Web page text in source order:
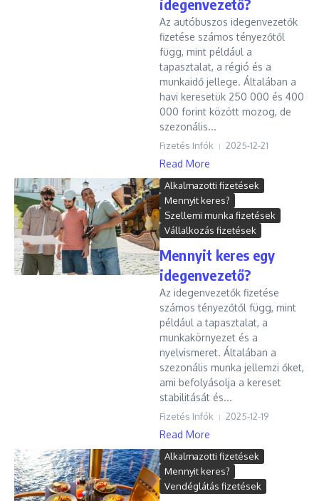
idegenvezető?
Az autóbuszos idegenvezetők
fizetése számos tényezőtől
függ, mint például a
tapasztalat, a régió és a
munkaidő jellege. Általában a
havi keresetük 250 000 és 400
000 forint között mozog, de
szezonális...
Fizetés Infók 2025-12-21
Read More
Alkalmazotti fizetések
Mennyit keres?
Szellemi munka fizetések
Vállalkozás fizetések
Mennyit keres egy
idegenvezető?
Az idegenvezetők fizetése
számos tényezőtől függ, mint
például a tapasztalat, a
munkakörnyezet és a
nyelvismeret. Általában a
szezonális munka jellemzi őket,
ami befolyásolja a kereset
stabilitását és...
Fizetés Infók 2025-12-19
Read More
Alkalmazotti fizetések
Mennyit keres?
Vendéglátás fizetések